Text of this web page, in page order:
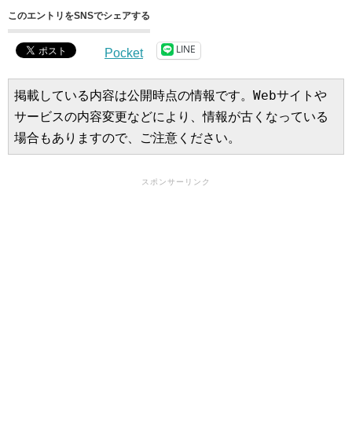
このエントリをSNSでシェアする
Pocket LINE
掲載している内容は公開時点の情報です。Webサイトや
サービスの内容変更などにより、情報が古くなっている
場合もありますので、ご注意ください。
スポンサーリンク